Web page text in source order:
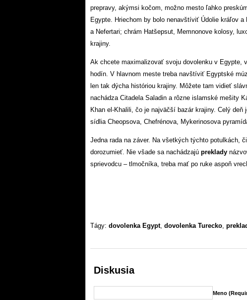
prepravy, akýmsi kočom, možno mesto ľahko
Egypte. Hriechom by bolo nenavštíviť Údolie kráľov
a Nefertari; chrám Hatšepsut, Memnonove kolosy,
krajiny.
Ak chcete maximalizovať svoju dovolenku v Egypte,
hodín. V hlavnom meste treba navštíviť Egyptské
len tak dýcha históriou krajiny. Môžete tam vidieť
nachádza Citadela Saladin a rôzne islamské mešity
Khan el-Khalili, čo je najväčší bazár krajiny. Celý
sídlia Cheopsova, Chefrénova, Mykerinosova
Jedna rada na záver. Na všetkých týchto potulkách,
dorozumieť. Nie všade sa nachádzajú preklady
sprievodcu – tlmočníka, treba mať po ruke aspoň
Tágy: dovolenka Egypt, dovolenka Turecko,
Diskusia
Meno